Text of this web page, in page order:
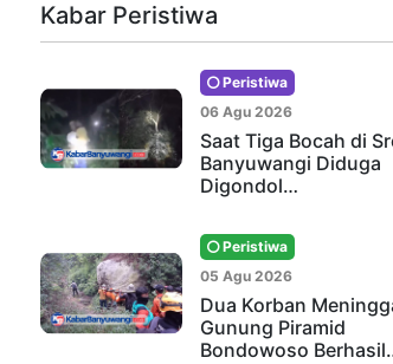
Kabar Peristiwa
Peristiwa
06 Agu 2026
Saat Tiga Bocah di
Banyuwangi Diduga
Digondol…
Peristiwa
05 Agu 2026
Dua Korban
Gunung Piramid
Bondowoso